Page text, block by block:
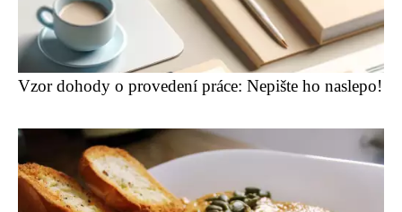
Vzor dohody o provedení práce: Nepište ho naslepo!